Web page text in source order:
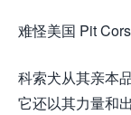
难怪美国 Pit
科索犬从其亲本
它还以其力量和